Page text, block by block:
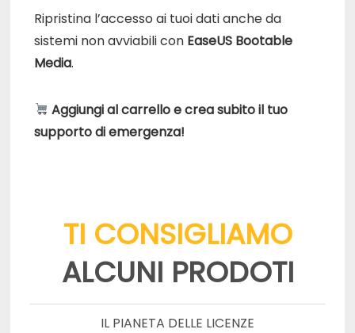
Ripristina l’accesso ai tuoi dati anche da
sistemi non avviabili con EaseUS Bootable
Media.
Aggiungi al carrello e crea subito il tuo
supporto di emergenza!
TI CONSIGLIAMO
ALCUNI PRODOTI
IL PIANETA DELLE LICENZE